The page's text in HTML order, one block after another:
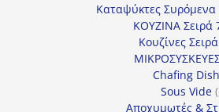
Καταψύκτες
ΚΟΥΖΙΝΑ Σειρά
Κουζίνες
Chafing Dish
Sous Vide
Αποχυμωτές &